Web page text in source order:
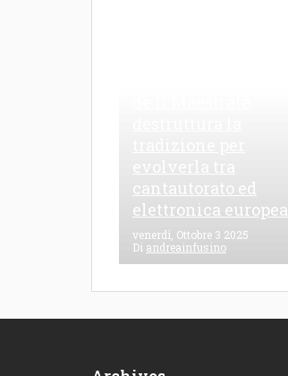
cantautorato ed
elettronica europea
venerdì, Ottobre 3 2025
Di andreainfusino
de Il Maestrale, un mix
sonoro...